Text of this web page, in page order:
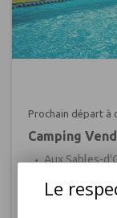
Le
Prochain départ à
Camping
Aux Sables-
Parc aquatique